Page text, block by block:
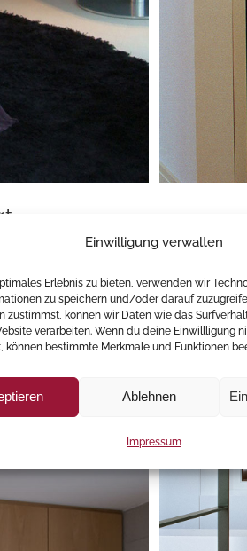
Einwilligung verwalten
Erlebnis zu bieten, verwenden wir
zu speichern und/oder darauf
zustimmst, können wir Daten wie das
verarbeiten. Wenn du deine Einwillligung
können bestimmte Merkmale und Funktionen
Ablehnen
Impressum